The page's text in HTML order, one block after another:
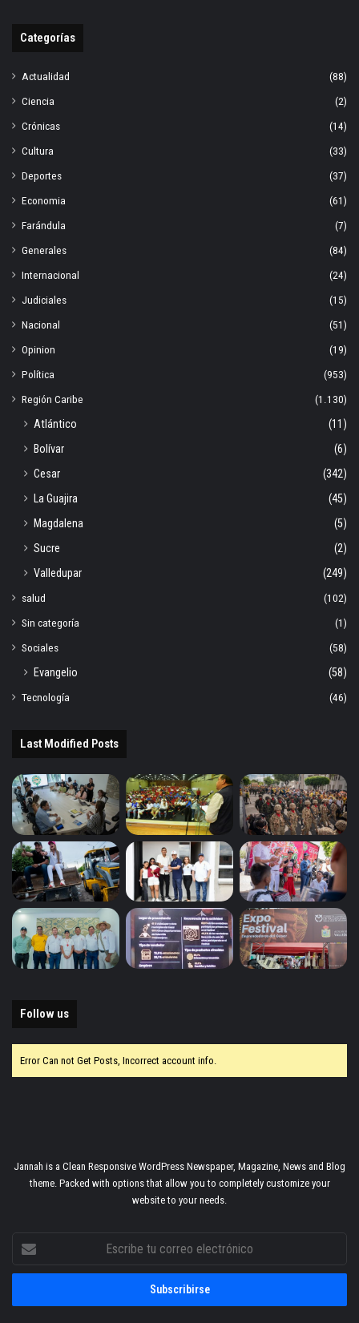
Categorías
Actualidad
(88)
Ciencia
(2)
Crónicas
(14)
Cultura
(33)
Deportes
(37)
Economia
(61)
Farándula
(7)
Generales
(84)
Internacional
(24)
Judiciales
(15)
Nacional
(51)
Opinion
(19)
Política
(953)
Región Caribe
(1.130)
Atlántico
(11)
Bolívar
(6)
Cesar
(342)
La Guajira
(45)
Magdalena
(5)
Sucre
(2)
Valledupar
(249)
salud
(102)
Sin categoría
(1)
Sociales
(58)
Evangelio
(58)
Tecnología
(46)
Last Modified Posts
Follow us
Error Can not Get Posts, Incorrect account info.
Jannah is a Clean Responsive WordPress Newspaper, Magazine, News and Blog
theme. Packed with options that allow you to completely customize your
website to your needs.
correo